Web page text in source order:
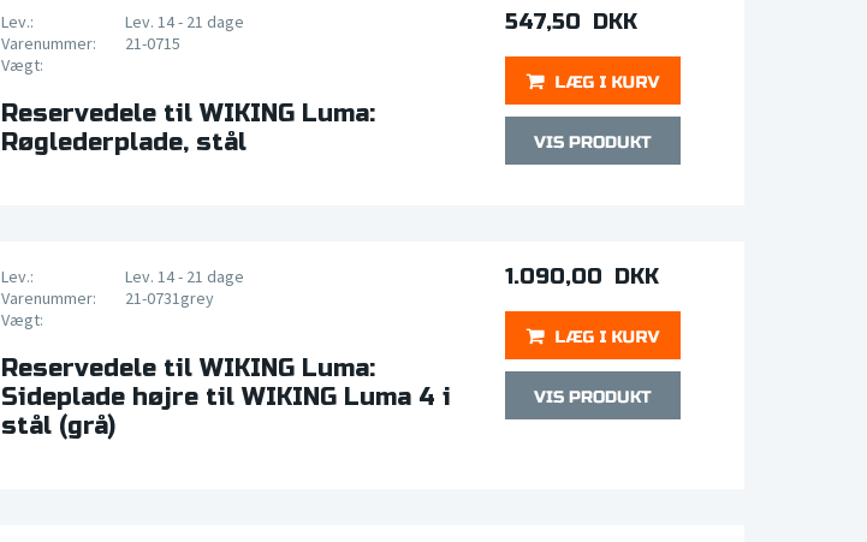
Lev.:
Lev. 14 - 21 dage
Varenummer:
21-0715
Vægt:
Reservedele til WIKING Luma:
Røglederplade, stål
547,50 DKK
Lev.:
Lev. 14 - 21 dage
Varenummer:
21-0731grey
Vægt:
Reservedele til WIKING Luma:
Sideplade højre til WIKING Luma 4 i
stål (grå)
1.090,00 DKK